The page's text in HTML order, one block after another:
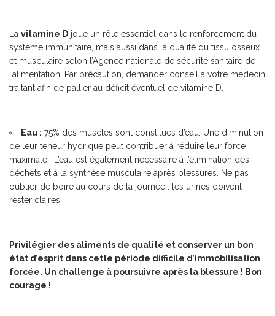
La vitamine D joue un rôle essentiel dans le renforcement du
système immunitaire, mais aussi dans la qualité du tissu osseux
et musculaire selon l’Agence nationale de sécurité sanitaire de
l’alimentation. Par précaution, demander conseil à votre médecin
traitant afin de pallier au déficit éventuel de vitamine D.
Eau : 75% des muscles sont constitués d’eau. Une diminution
de leur teneur hydrique peut contribuer à réduire leur force
maximale. L’eau est également nécessaire à l’élimination des
déchets et à la synthèse musculaire après blessures. Ne pas
oublier de boire au cours de la journée : les urines doivent
rester claires.
Privilégier des aliments de qualité et conserver un bon
état d’esprit dans cette période difficile d’immobilisation
forcée. Un challenge à poursuivre après la blessure ! Bon
courage !